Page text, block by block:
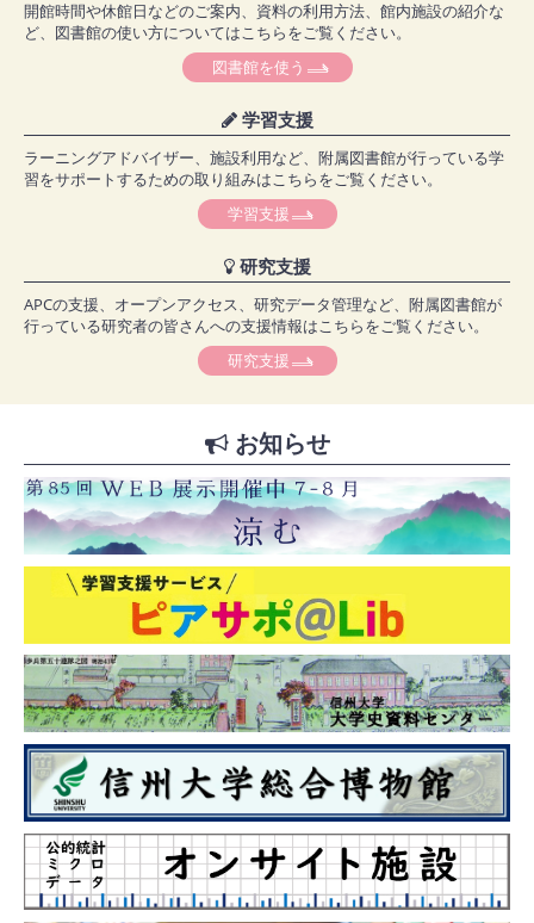
開館時間や休館日などのご案内、資料の利用方法、館内施設の紹介な
ど、図書館の使い方についてはこちらをご覧ください。
図書館を使う
学習支援
ラーニングアドバイザー、施設利用など、附属図書館が行っている学
習をサポートするための取り組みはこちらをご覧ください。
学習支援
研究支援
APCの支援、オープンアクセス、研究データ管理など、附属図書館が
行っている研究者の皆さんへの支援情報はこちらをご覧ください。
研究支援
お知らせ